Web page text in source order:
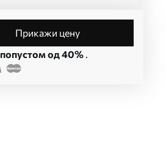
Прикажи цену
попустом од 40%.